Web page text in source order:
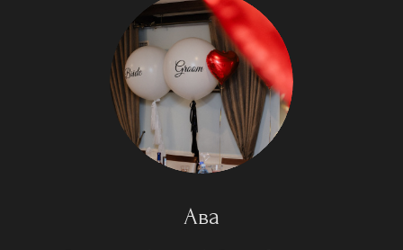
Ава